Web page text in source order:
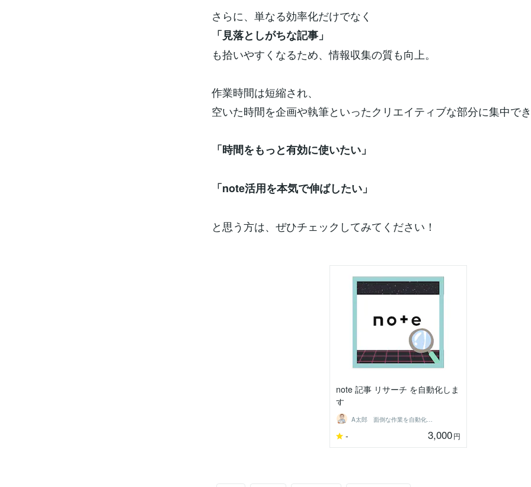
さらに、単なる効率化だけでなく
「見落としがちな記事」
も拾いやすくなるため、情報収集の質も向上。
作業時間は短縮され、
空いた時間を企画や執筆といったクリエイティブな部分に集中で
「時間をもっと有効に使いたい」
「note活用を本気で伸ばしたい」
と思う方は、ぜひチェックしてみてください！
note 記事 リサーチ を自動化しま
す
A太郎 面倒な作業を自動化させたいSE
- 3,000円